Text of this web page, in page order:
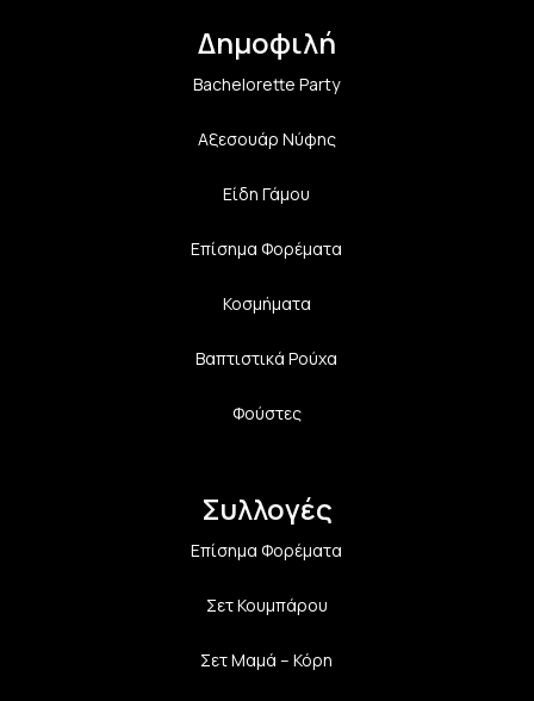
Δημοφιλή
Bachelorette Party
Αξεσουάρ Νύφης
Είδη Γάμου
Επίσημα Φορέματα
Κοσμήματα
Βαπτιστικά Ρούχα
Φούστες
Συλλογές
Επίσημα Φορέματα
Σετ Κουμπάρου
Σετ Μαμά – Κόρη